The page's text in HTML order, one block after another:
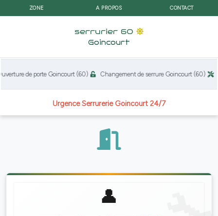
ZONE A PROPOS CONTACT
serrurier 60
Goincourt
de porte Goincourt (60) Changement de serrure Goincourt (60)
Urgence Serrurerie Goincourt 24/7